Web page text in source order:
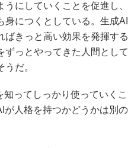
にしていくことを促進し
身につくとしている。生成
きっと高い効果を発揮す
っとやってきた人間とし
だ。
ってしっかり使っていく
人格を持つかどうかは別の